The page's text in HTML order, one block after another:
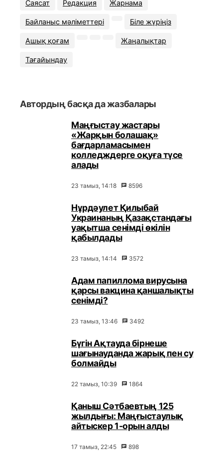
Саясат Редакция Жарнама
Байланыс мәліметтері Біле жүріңіз
Ашық қоғам Жаңалықтар
Тағайындау
Автордың басқа да жазбалары
Маңғыстау жастары
«Жарқын болашақ»
бағдарламасымен
колледждерге оқуға түсе
алады
23 тамыз, 14:18 8596
Нұрдәулет Қилыбай
Украинаның Қазақстандағы
уақытша сенімді өкілін
қабылдады
23 тамыз, 14:14 3572
Адам папиллома вирусына
қарсы вакцина қаншалықты
сенімді?
23 тамыз, 13:46 3492
Бүгін Ақтауда бірнеше
шағынауданда жарық пен су
болмайды
22 тамыз, 10:39 1864
Қаныш Сәтбаевтың 125
жылдығы: Маңғыстаулық
айтыскер 1-орын алды
17 тамыз, 22:45 898